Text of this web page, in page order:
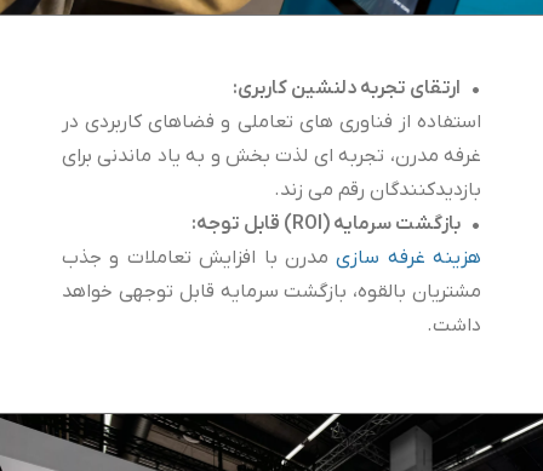
• ارتقای تجربه دلنشین کاربری:
استفاده از فناوری های تعاملی و فضاهای کاربردی در
غرفه مدرن، تجربه ای لذت بخش و به یاد ماندنی برای
بازدیدکنندگان رقم می زند.
• بازگشت سرمایه (ROI) قابل توجه:
هزینه غرفه سازیمدرن با افزایش تعاملات و جذب
مشتریان بالقوه، بازگشت سرمایه قابل توجهی خواهد
داشت.